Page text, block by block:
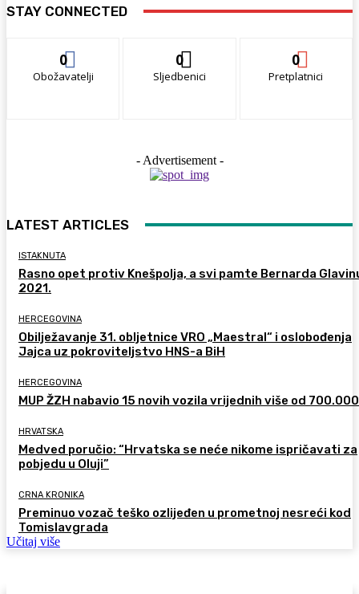
STAY CONNECTED
0
Obožavatelji
0
Sljedbenici
0
Pretplatnici
- Advertisement -
LATEST ARTICLES
ISTAKNUTA
Rasno opet protiv Knešpolja, a svi pamte Bernarda
2021.
HERCEGOVINA
Obilježavanje 31. obljetnice VRO „Maestral“ i oslobođenja
Jajca uz pokroviteljstvo HNS-a BiH
HERCEGOVINA
MUP ŽZH nabavio 15 novih vozila vrijednih više od 700.000
HRVATSKA
Medved poručio: “Hrvatska se neće nikome ispričavati za
pobjedu u Oluji”
CRNA KRONIKA
Preminuo vozač teško ozlijeđen u prometnoj nesreći kod
Tomislavgrada
Učitaj više